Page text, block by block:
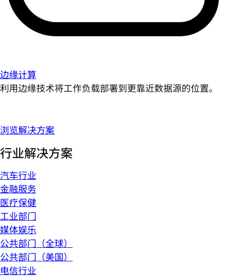
边缘计算
利用边缘技术将工作负载部署到更靠近数据源的位置。
浏览解决方案
行业解决方案
汽车行业
金融服务
医疗保健
工业部门
媒体娱乐
公共部门（全球）
公共部门（美国）
电信行业